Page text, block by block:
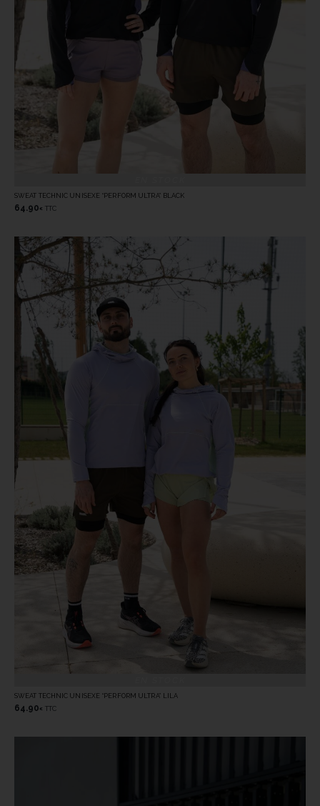
SWEAT TECHNIC UNISEXE “PERFORM ULTRA” BLACK
64.90 € TTC
SWEAT TECHNIC UNISEXE “PERFORM ULTRA” LILA
64.90 € TTC